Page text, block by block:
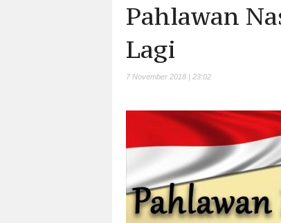
Pahlawan
Lagi
7 November 2018 | 23:02